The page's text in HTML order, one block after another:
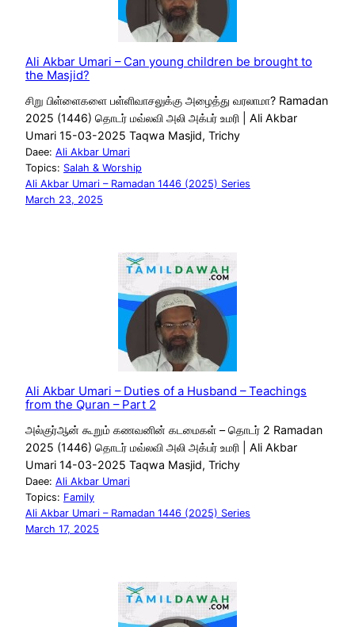
Ali Akbar Umari – Can young children be brought to
the Masjid?
சிறு பிள்ளைகளை பள்ளிவாசலுக்கு அழைத்து வரலாமா? Ramadan
2025 (1446) தொடர் மவ்லவி அலி அக்பர் உமரி | Ali Akbar
Umari 15-03-2025 Taqwa Masjid, Trichy
Daee: Ali Akbar Umari
Topics: Salah & Worship
Ali Akbar Umari – Ramadan 1446 (2025) Series
March 23, 2025
Ali Akbar Umari – Duties of a Husband – Teachings
from the Quran – Part 2
அல்குர்ஆன் கூறும் கணவனின் கடமைகள் – தொடர் 2 Ramadan
2025 (1446) தொடர் மவ்லவி அலி அக்பர் உமரி | Ali Akbar
Umari 14-03-2025 Taqwa Masjid, Trichy
Daee: Ali Akbar Umari
Topics: Family
Ali Akbar Umari – Ramadan 1446 (2025) Series
March 17, 2025